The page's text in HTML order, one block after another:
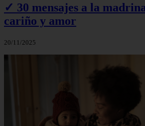
✓ 30 mensajes a la
cariño y amor
20/11/2025